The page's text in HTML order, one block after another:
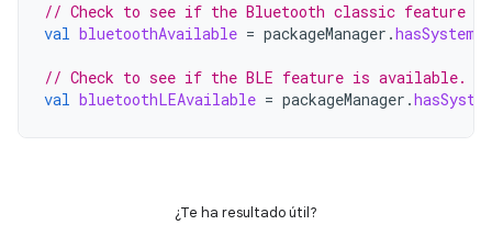
// Check to see if the Bluetooth classic feature
val bluetoothAvailable = packageManager .
// Check to see if the BLE feature is available.
val bluetoothLEAvailable = packageManager .
¿Te ha resultado útil?